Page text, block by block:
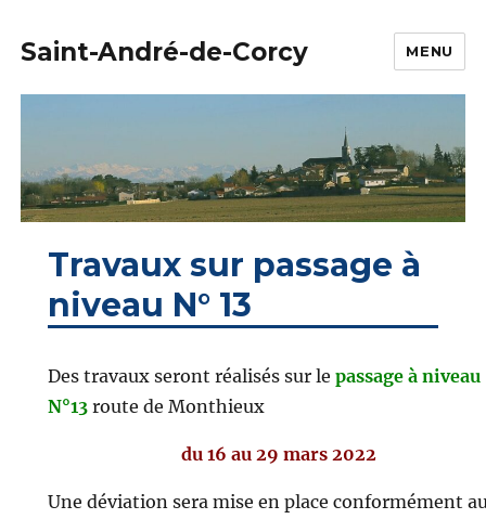
Saint-André-de-Corcy MENU
Travaux sur passage à
niveau N° 13
Des travaux seront réalisés sur le passage à niveau
N°13 route de Monthieux
du 16 au 29 mars 2022
Une déviation sera mise en place conformément